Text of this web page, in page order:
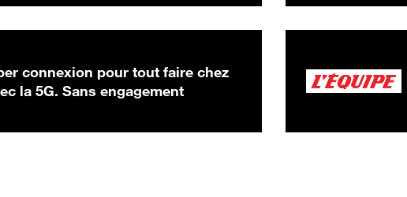
connexion pour tout faire chez
la 5G. Sans engagement